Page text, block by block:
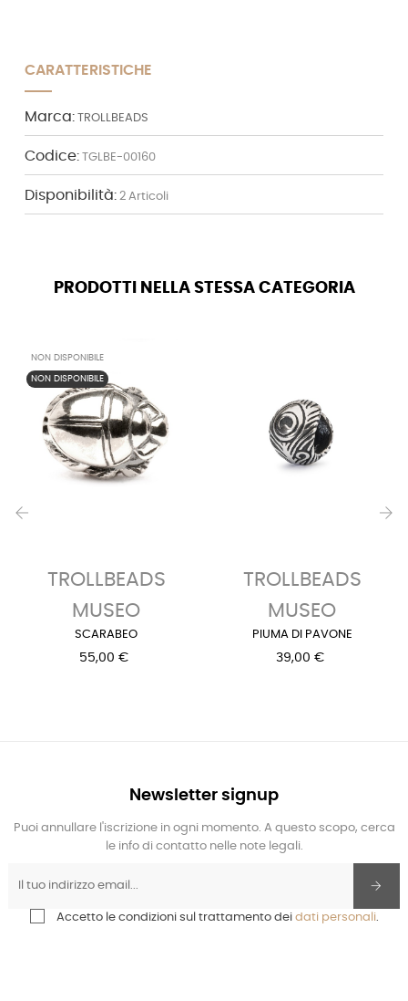
CARATTERISTICHE
Marca: TROLLBEADS
Codice: TGLBE-00160
Disponibilità: 2 Articoli
PRODOTTI NELLA STESSA CATEGORIA
NON DISPONIBILE
NON DISPONIBILE
TROLLBEADS
MUSEO
SCARABEO
55,00 €
TROLLBEADS
MUSEO
PIUMA DI PAVONE
39,00 €
Newsletter signup
Puoi annullare l'iscrizione in ogni momento. A questo scopo, cerca
le info di contatto nelle note legali.
Accetto le condizioni sul trattamento dei dati personali.